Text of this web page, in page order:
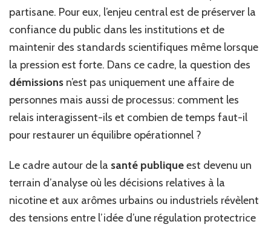
partisane. Pour eux, l’enjeu central est de préserver la
confiance du public dans les institutions et de
maintenir des standards scientifiques même lorsque
la pression est forte. Dans ce cadre, la question des
démissions n’est pas uniquement une affaire de
personnes mais aussi de processus: comment les
relais interagissent-ils et combien de temps faut-il
pour restaurer un équilibre opérationnel ?
Le cadre autour de la santé publiqueest devenu un
terrain d’analyse où les décisions relatives à la
nicotine et aux arômes urbains ou industriels révèlent
des tensions entre l’idée d’une régulation protectrice